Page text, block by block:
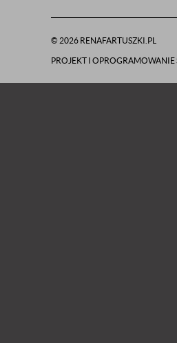
© 2026 RENAFARTUSZKI.PL
PROJEKT I OPROGRAMOWANIE